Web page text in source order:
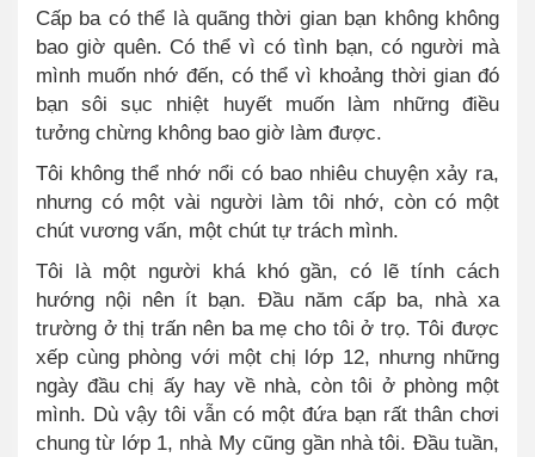
Cấp ba có thể là quãng thời gian bạn không không
bao giờ quên. Có thể vì có tình bạn, có người mà
mình muốn nhớ đến, có thể vì khoảng thời gian đó
bạn sôi sục nhiệt huyết muốn làm những điều
tưởng chừng không bao giờ làm được.
Tôi không thể nhớ nổi có bao nhiêu chuyện xảy ra,
nhưng có một vài người làm tôi nhớ, còn có một
chút vương vấn, một chút tự trách mình.
Tôi là một người khá khó gần, có lẽ tính cách
hướng nội nên ít bạn. Đầu năm cấp ba, nhà xa
trường ở thị trấn nên ba mẹ cho tôi ở trọ. Tôi được
xếp cùng phòng với một chị lớp 12, nhưng những
ngày đầu chị ấy hay về nhà, còn tôi ở phòng một
mình. Dù vậy tôi vẫn có một đứa bạn rất thân chơi
chung từ lớp 1, nhà My cũng gần nhà tôi. Đầu tuần,